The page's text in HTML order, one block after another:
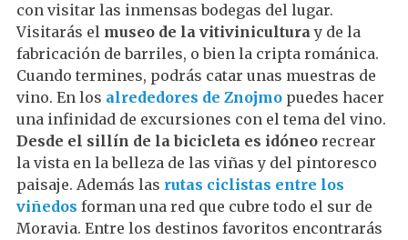
con visitar las inmensas bodegas del lugar.
Visitarás el museo de la vitiviniculturay de la
fabricación de barriles, o bien la cripta románica.
Cuando termines, podrás catar unas muestras de
vino. En los alrededores de Znojmo puedes hacer
una infinidad de excursiones con el tema del vino.
Desde el sillín de la bicicleta es idóneo recrear
la vista en la belleza de las viñas y del pintoresco
paisaje. Además las rutas ciclistas entre los
viñedos forman una red que cubre todo el sur de
Moravia. Entre los destinos favoritos encontrarás